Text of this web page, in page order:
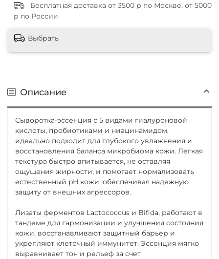
Бесплатная доставка от 3500 р по Москве, от 5000
р по России
Выбрать
Описание
Сыворотка-эссенция с 5 видами гиалуроновой
кислоты, пробиотиками и ниацинамидом,
идеально подходит для глубокого увлажнения и
восстановления баланса микробиома кожи. Легкая
текстура быстро впитывается, не оставляя
ощущения жирности, и помогает нормализовать
естественный pH кожи, обеспечивая надежную
защиту от внешних агрессоров.
Лизаты ферментов Lactococcus и Bifida, работают в
тандеме для гармонизации и улучшения состояния
кожи, восстанавливают защитный барьер и
укрепляют клеточный иммунитет. Эссенция мягко
выравнивает тон и рельеф за счет